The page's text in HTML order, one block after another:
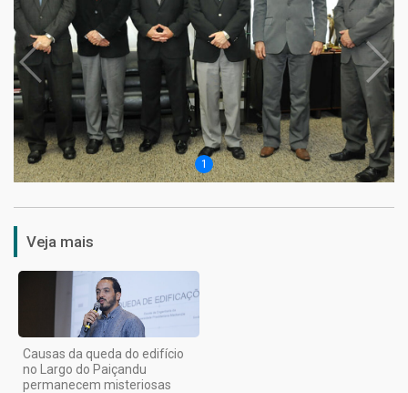
1
Veja mais
Causas da queda do edifício
no Largo do Paiçandu
permanecem misteriosas